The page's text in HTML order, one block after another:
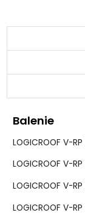
Balenie
LOGICROOF V-
LOGICROOF V-
LOGICROOF V-
LOGICROOF V-